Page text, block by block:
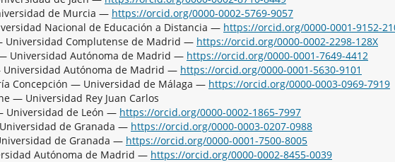
de Murcia — https://orcid.org/0000-0002-5769-9057
Nacional de Educación a Distancia — https://orcid.org/0000-0001-9152-
Universidad Complutense de Madrid — https://orcid.org/0000-0002-2298-128X
Universidad Autónoma de Madrid — https://orcid.org/0000-0001-7649-4412
Autónoma de Madrid — https://orcid.org/0000-0001-5630-9101
Concepción — Universidad de Málaga — https://orcid.org/0000-0003-0969-7919
— Universidad Rey Juan Carlos
Universidad de León — https://orcid.org/0000-0002-1865-7997
de Granada — https://orcid.org/0000-0003-0207-0988
de Granada — https://orcid.org/0000-0001-7500-8005
Autónoma de Madrid — https://orcid.org/0000-0002-8455-0039